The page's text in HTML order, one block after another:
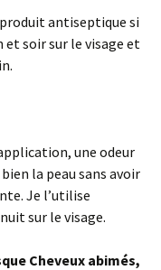
antiseptique si
et soir sur le visage et
une odeur
la peau sans avoir
Je l’utilise
sur le visage.
Cheveux abimés,